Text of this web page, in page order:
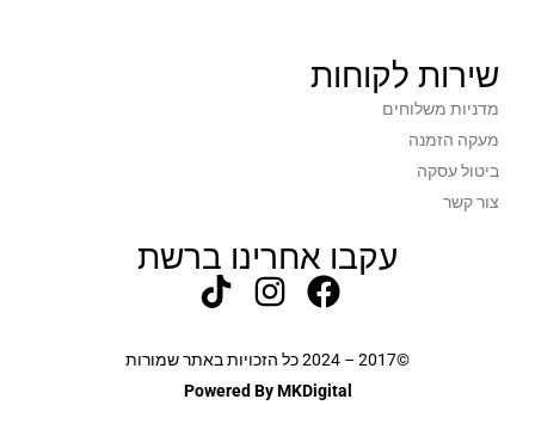
שירות לקוחות
מדניות משלוחים
מעקה הזמנה
ביטול עסקה
צור קשר
עקבו אחרינו ברשת
©2017 – 2024 כל הזכויות באתר שמורות
Powered By MKDigital